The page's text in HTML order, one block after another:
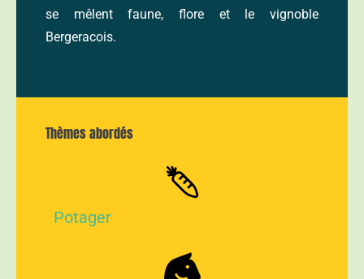
se mêlent faune, flore et le vignoble
Bergeracois.
Thèmes abordés
Potager